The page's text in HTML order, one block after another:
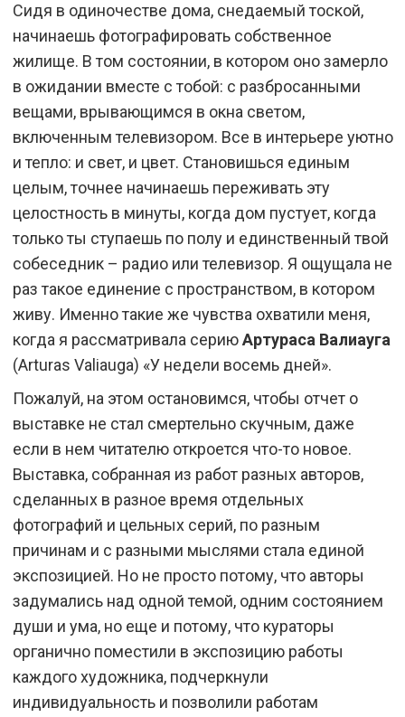
Сидя в одиночестве дома, снедаемый тоской,
начинаешь фотографировать собственное
жилище. В том состоянии, в котором оно замерло
в ожидании вместе с тобой: с разбросанными
вещами, врывающимся в окна светом,
включенным телевизором. Все в интерьере уютно
и тепло: и свет, и цвет. Становишься единым
целым, точнее начинаешь переживать эту
целостность в минуты, когда дом пустует, когда
только ты ступаешь по полу и единственный твой
собеседник – радио или телевизор. Я ощущала не
раз такое единение с пространством, в котором
живу. Именно такие же чувства охватили меня,
когда я рассматривала сериюАртураса Валиауга
(Arturas Valiauga) «У недели восемь дней».
Пожалуй, на этом остановимся, чтобы отчет о
выставке не стал смертельно скучным, даже
если в нем читателю откроется что-то новое.
Выставка, собранная из работ разных авторов,
сделанных в разное время отдельных
фотографий и цельных серий, по разным
причинам и с разными мыслями стала единой
экспозицией. Но не просто потому, что авторы
задумались над одной темой, одним состоянием
души и ума, но еще и потому, что кураторы
органично поместили в экспозицию работы
каждого художника, подчеркнули
индивидуальность и позволили работам